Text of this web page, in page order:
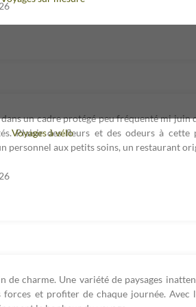
Voyages à vélo
un cadre protégé peu fréquenté mi juin
Plaisir des fleurs et des odeurs à cette
personnel aux petits soins, un restaurant
de charme. Une variété de paysages
et profiter de chaque journée. Avec